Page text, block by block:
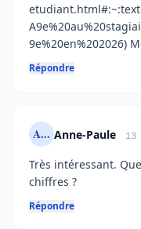
9e%20en%202026)
Répondre
A... Anne-Paule 13
Très intéressant.
chiffres ?
Répondre